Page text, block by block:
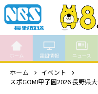
ホーム 番組情報 ニュース
ホーム
イベント
スポGOMI甲子園2026 長野県